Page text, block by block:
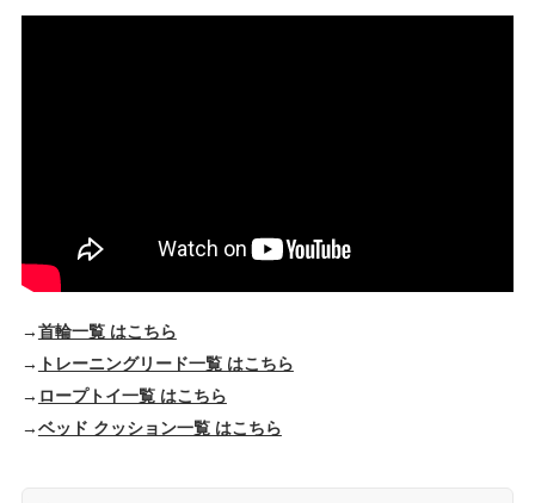
→ 首輪一覧 はこちら
→ トレーニングリード一覧 はこちら
→ ロープトイ一覧 はこちら
→ ベッド クッション一覧 はこちら